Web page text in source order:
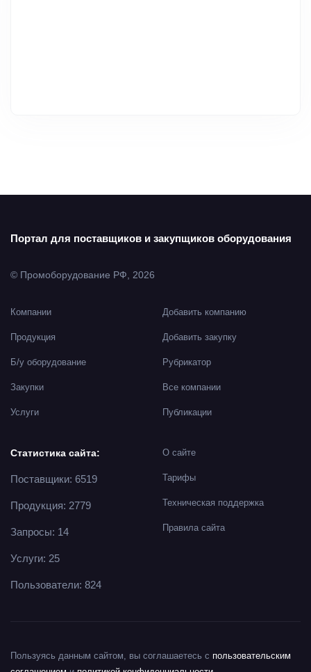
Портал для поставщиков и закупщиков оборудования
© Промоборудование РФ, 2026
Компании
Продукция
Б/у оборудование
Закупки
Услуги
Добавить компанию
Добавить закупку
Рубрикатор
Все компании
Публикации
О сайте
Тарифы
Техническая поддержка
Правила сайта
Статистика сайта:
Поставщики: 6519
Продукция: 2779
Запросы: 14
Услуги: 25
Пользователи: 824
Пользуясь данным сайтом, вы соглашаетесь с пользовательским